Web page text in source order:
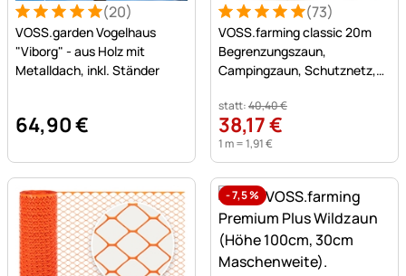
Bewertung: 5 von 5 (20 Bewertungen)
20 Bewertungen
(20)
VOSS.garden Vogelhaus
"Viborg" - aus Holz mit
Metalldach, inkl. Ständer
64,90€
Bewertung: 5 von 5 (73
73 Bewertungen
(73)
VOSS.farming classic 20m
Begrenzungszaun,
Campingzaun, Schutznetz,
statt:40,40€
38,17€
1 m =1,91€
-7,5%